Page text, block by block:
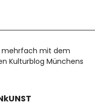
mehrfach mit dem
Kulturblog Münchens